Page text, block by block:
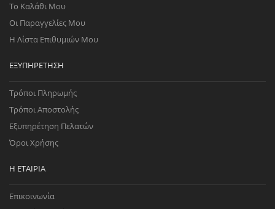
Το Καλάθι Μου
Οι Παραγγελίες Μου
Η Λίστα Επιθυμιών Μου
ΕΞΥΠΗΡΈΤΗΣΗ
Τρόποι Πληρωμής
Τρόποι Αποστολής
Εξυπηρέτηση Πελατών
Όροι Χρήσης
Η ΕΤΑΙΡΊΑ
Επικοινωνία